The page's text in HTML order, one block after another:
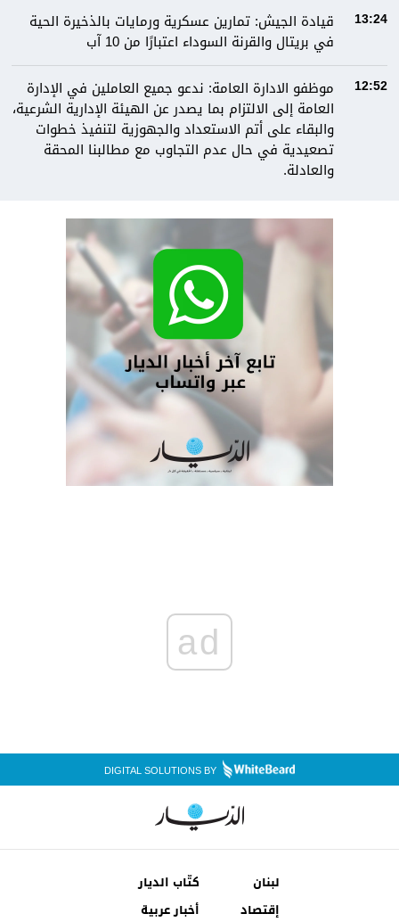
13:24
قيادة الجيش: تمارين عسكرية ورمايات بالذخيرة الحية
في بريتال والقرنة السوداء اعتبارًا من 10 آب
12:52
موظفو الادارة العامة: ندعو جميع العاملين في الإدارة
العامة إلى الالتزام بما يصدر عن الهيئة الإدارية الشرعية،
والبقاء على أتم الاستعداد والجهوزية لتنفيذ خطوات
تصعيدية في حال عدم التجاوب مع مطالبنا المحقة
والعادلة.
ad
DIGITAL SOLUTIONS BY
لبنان
كتّاب الديار
إقتصاد
أخبار عربية